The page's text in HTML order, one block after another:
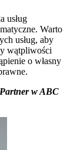
usług
Warto
usług, aby
wątpliwości
o własny
w ABC